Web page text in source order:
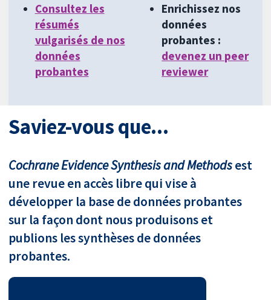
Consultez les
résumés
vulgarisés de nos
données
probantes
Enrichissez nos
données
probantes :
devenez un peer
reviewer
Saviez-vous que...
Cochrane Evidence Synthesis and Methodsest
une revue en accès libre qui vise à
développer la base de données probantes
sur la façon dont nous produisons et
publions les synthèses de données
probantes.